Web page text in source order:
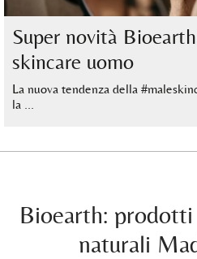
Super novità
skincare uomo
La nuova tendenza della
la …
Bioearth:
naturali